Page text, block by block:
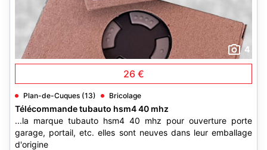
4
26 €
Plan-de-Cuques (13) Bricolage
Télécommande tubauto hsm4 40 mhz
...la marque tubauto hsm4 40 mhz pour ouverture porte
garage, portail, etc. elles sont neuves dans leur emballage
d'origine